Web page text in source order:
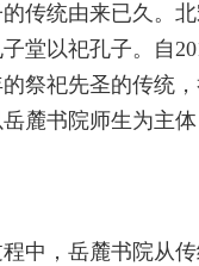
传统由来已久。
堂以祀孔子。自
祭祀先圣的传统
麓书院师生为主
中，岳麓书院从